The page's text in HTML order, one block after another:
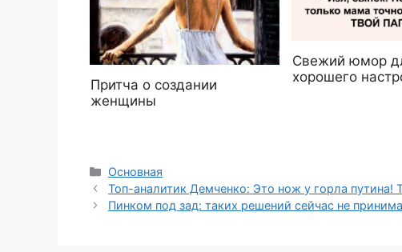
Притча о создании
женщины
Свежий юмор
хорошего
Рубрики
Основная
Топ-аналитик Демченко: Это нож у горла путина!
Пинком под зад: таких решений сейчас не